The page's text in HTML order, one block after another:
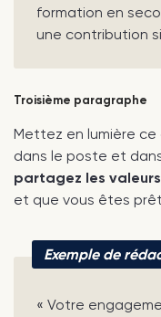
formation en
une contribution
Troisième paragraphe
Mettez en lumière
dans le poste et
partagez les
et que vous êtes
Exemple de
« Votre